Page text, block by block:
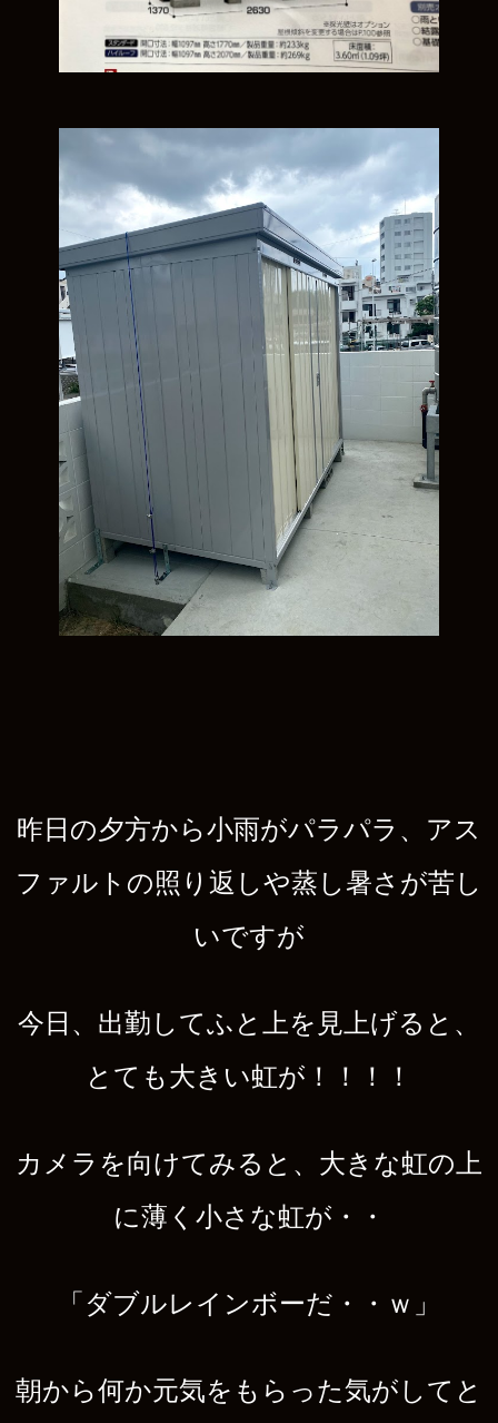
昨日の夕方から小雨がパラパラ、アス
ファルトの照り返しや蒸し暑さが苦し
いですが
今日、出勤してふと上を見上げると、
とても大きい虹が！！！！
カメラを向けてみると、大きな虹の上
に薄く小さな虹が・・
「ダブルレインボーだ・・ｗ」
朝から何か元気をもらった気がしてと